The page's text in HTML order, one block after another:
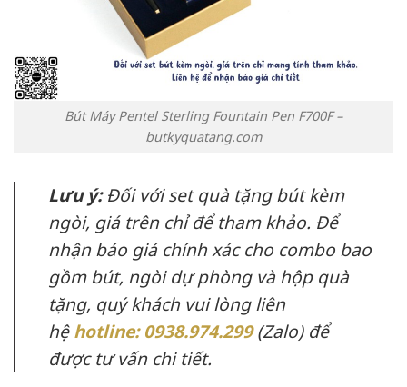
Bút Máy Pentel Sterling Fountain Pen F700F –
butkyquatang.com
Lưu ý:Đối với set quà tặng bút kèm
ngòi, giá trên chỉ để tham khảo. Để
nhận báo giá chính xác cho combo bao
gồm bút, ngòi dự phòng và hộp quà
tặng, quý khách vui lòng liên
hệhotline: 0938.974.299 (Zalo) để
được tư vấn chi tiết.